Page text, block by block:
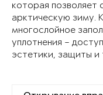
которая позволяет
арктическую зиму.
многослойное
уплотнения –
эстетики, защиты и